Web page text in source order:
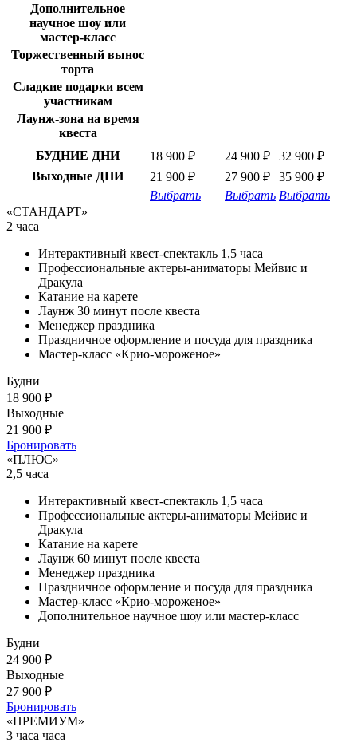
Дополнительное
научное шоу или
мастер-класс
Торжественный вынос
торта
Сладкие подарки всем
участникам
Лаунж-зона на время
квеста
БУДНИЕ ДНИ
18 900 ₽ 24 900 ₽
32 900 ₽
Выходные ДНИ
21 900 ₽ 27 900 ₽
35 900 ₽
Выбрать
Выбрать Выбрать
«СТАНДАРТ»
2 часа
Интерактивный квест-спектакль 1,5 часа
Профессиональные актеры-аниматоры Мейвис и
Дракула
Катание на карете
Лаунж 30 минут после квеста
Менеджер праздника
Праздничное оформление и посуда для праздника
Мастер-класс «Крио-мороженое»
Будни
18 900 ₽
Выходные
21 900 ₽
Бронировать
«ПЛЮС»
2,5 часа
Интерактивный квест-спектакль 1,5 часа
Профессиональные актеры-аниматоры Мейвис и
Дракула
Катание на карете
Лаунж 60 минут после квеста
Менеджер праздника
Праздничное оформление и посуда для праздника
Мастер-класс «Крио-мороженое»
Дополнительное научное шоу или мастер-класс
Будни
24 900 ₽
Выходные
27 900 ₽
Бронировать
«ПРЕМИУМ»
3 часа часа